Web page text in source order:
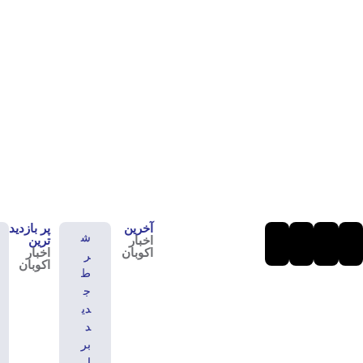
آخرین
اخبار
اکوبان
ش
ر
ط
ج
دی
د
بر
پر بازدید
ترین
اخبار
اکوبان